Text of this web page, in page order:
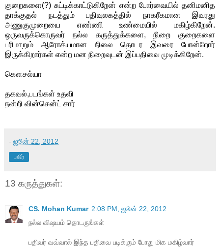
குறைகளை(?) சுட்டிக்காட்டுகிறேன் என்ற போர்வையில் தனிமனித
தாக்குதல் நடத்தும் பதிவுலகத்தில் நாகரீகமான இவரது
அணுகுமுறையை எண்ணி உண்மையில் மகிழ்கிறேன்.
ஒருவருக்கொருவர் நல்ல கருத்துக்களை, நிறை குறைகளை
பரிமாறும் ஆரோக்யமான நிலை தொடர இவரை போன்றோர்
இருக்கிறார்கள் என்ற மன நிறைவுடன் இப்பதிவை முடிக்கிறேன்.
கௌசல்யா
தகவல்,படங்கள் உதவி
நன்றி வின்சென்ட் சார்
- ஜூன் 22, 2012
பகிர்
13 கருத்துகள்:
CS. Mohan Kumar 2:08 PM, ஜூன் 22, 2012
நல்ல விஷயம் தொடருங்கள்
பதிவர் வவ்வால் இந்த பதிவை படிக்கும் போது மிக மகிழ்வார்